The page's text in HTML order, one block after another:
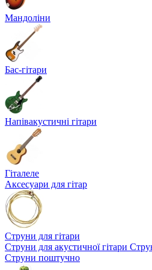
Мандоліни
Бас-гітари
Напівакустичні гітари
Гіталеле
Аксесуари для гітар
Струни для гітари
Струни для акустичної гітари
Струни поштучно